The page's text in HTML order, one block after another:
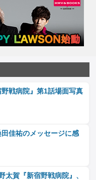
野戦病院』第1話場面写真
田佳祐のメッセージに感
太賀『新宿野戦病院』、